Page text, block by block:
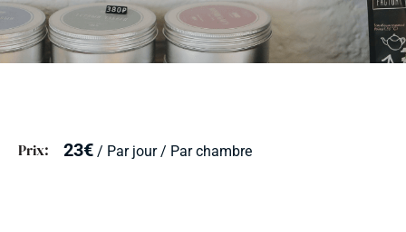
Prix 23€ / Par jour / Par chambre